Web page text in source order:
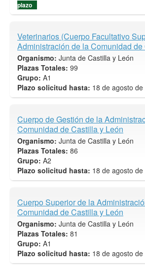
plazo
Veterinarios (Cuerpo Facultativo
Administración de la Comunidad
Organismo: Junta de Castilla y León
Plazas Totales: 99
Grupo: A1
Plazo solicitud hasta: 18 de agosto de
Cuerpo de Gestión de la
Comunidad de Castilla y León
Organismo: Junta de Castilla y León
Plazas Totales: 86
Grupo: A2
Plazo solicitud hasta: 18 de agosto de
Cuerpo Superior de la
Comunidad de Castilla y León
Organismo: Junta de Castilla y León
Plazas Totales: 81
Grupo: A1
Plazo solicitud hasta: 18 de agosto de